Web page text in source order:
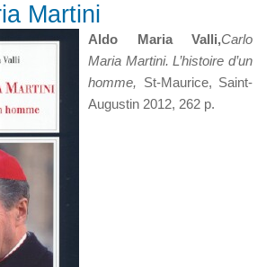
Martini
Aldo Maria Valli,Carlo
Maria Martini. L’histoire d’un
homme, St-Mau­rice, Saint-
Augustin 2012, 262 p.